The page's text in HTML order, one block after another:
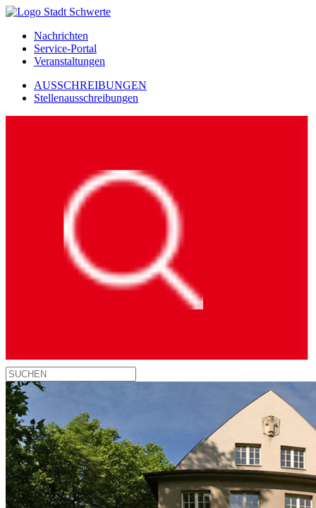
Nachrichten
Service-Portal
Veranstaltungen
AUSSCHREIBUNGEN
Stellenausschreibungen